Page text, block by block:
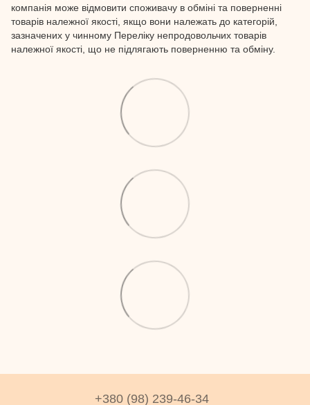
компанія може відмовити споживачу в обміні та поверненні
товарів належної якості, якщо вони належать до категорій,
зазначених у чинному Переліку непродовольчих товарів
належної якості, що не підлягають поверненню та обміну.
+380 (98) 239-46-34